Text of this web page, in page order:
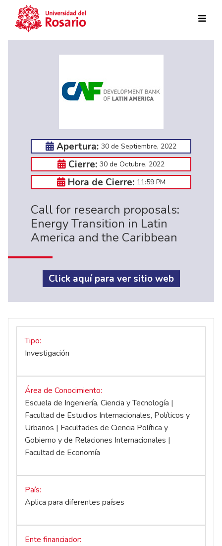
Apertura: 30 de Septiembre, 2022
Cierre: 30 de Octubre, 2022
Hora de Cierre: 11:59 PM
Call for research proposals:
Energy Transition in Latin
America and the Caribbean
Click aquí para ver sitio web
Tipo
Investigación
Área de Conocimiento
Escuela de Ingeniería, Ciencia y Tecnología |
Facultad de Estudios Internacionales, Políticos y
Urbanos | Facultades de Ciencia Política y
Gobierno y de Relaciones Internacionales |
Facultad de Economía
País
Aplica para diferentes países
Ente financiador